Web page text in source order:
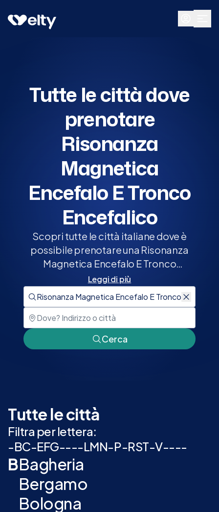
Prenota visita
Tutte le città dove
prenotare
Risonanza
Magnetica
Encefalo E Tronco
Encefalico
Scopri tutte le città italiane dove è
possibile prenotare una Risonanza
Magnetica Encefalo E Tronco
Encefalico su Elty.it. Scegli la tua città
e prenota ora nella struttura più vicino
a te.
Leggi di più
Mostra o nascondi
Cerca
Tutte le città
Filtra per lettera:
-BC-EFG----LMN-P-RST-V----
BBagheria
Bergamo
Bologna